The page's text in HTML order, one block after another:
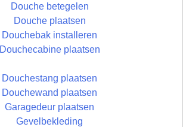
Douche betegelen
Douche plaatsen
Douchebak installeren
Douchecabine plaatsen
Douchestang plaatsen
Douchewand plaatsen
Garagedeur plaatsen
Gevelbekleding